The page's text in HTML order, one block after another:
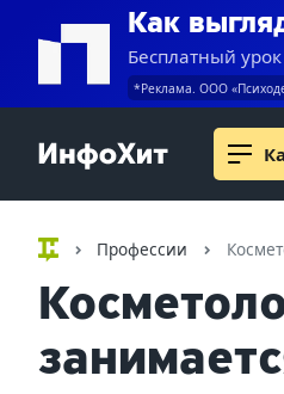
Как
Бесплатный
*Реклама. ООО
Профессии